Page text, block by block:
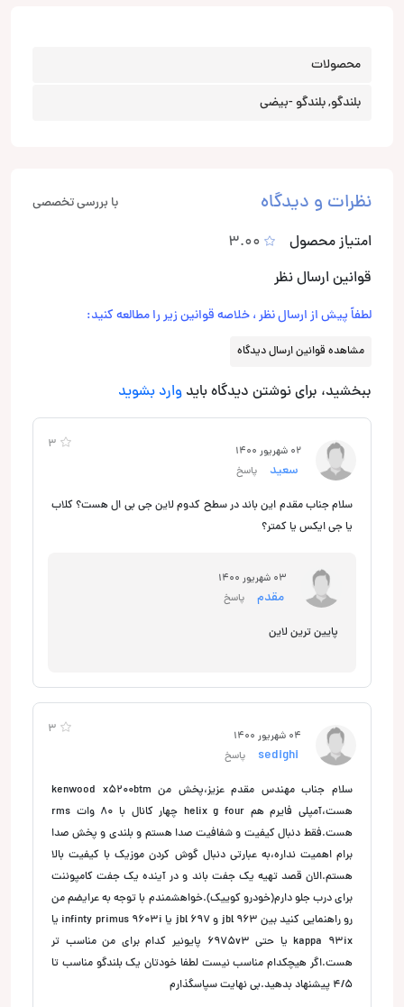
محصولات
بلندگو, بلندگو -بیضی
نظرات و دیدگاه با بررسی تخصصی
امتیاز محصول
3.00
قوانین ارسال نظر
لطفاً پیش از ارسال نظر ، خلاصه قوانین زیر را مطالعه کنید:
مشاهده قوانین ارسال دیدگاه
ببخشید، برای نوشتن دیدگاه باید وارد بشوید
3 02 شهریور 1400
سعید پاسخ
سلام جناب مقدم این باند در سطح کدوم لاین جی بی ال هست؟ کلاب
یا جی ایکس یا کمتر؟
03 شهریور 1400
مقدم پاسخ
پایین ترین لاین
3 04 شهریور 1400
پاسخ
سلام جناب مهندس مقدم عزیز،پخش من kenwood x5200btm
هست،آمپلی فایرم هم helix g four چهار کانال با 80 وات rms
هست.فقط دنبال کیفیت و شفافیت صدا هستم و بلندی و پخش صدا
برام اهمیت نداره،به عبارتی دنبال گوش کردن موزیک با کیفیت بالا
هستم.الان قصد تهیه یک جفت باند و در آینده یک جفت کامپوننت
برای درب جلو دارم(خودرو کوییک).خواهشمندم با توجه به عرایضم من
رو راهنمایی کنید بین jbl 963 و jbl 697 یا infinty primus 9603i یا
kappa 93ix یا حتی 6975v3 پایونیر کدام برای من مناسب تر
هست.اگر هیچکدام مناسب نیست لطفا خودتان یک بلندگو مناسب تا
4/5 پیشنهاد بدهید.بی نهایت سپاسگذارم